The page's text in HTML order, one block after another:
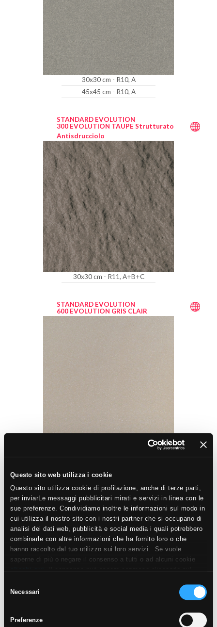
Questo sito web utilizza i cookie
Questo sito utilizza cookie di profilazione, anche di terze parti,
per inviarLe messaggi pubblicitari mirati e servizi in linea con le
sue preferenze. Condividiamo inoltre le informazioni sul modo in
cui utilizza il nostro sito con i nostri partner che si occupano di
analisi dei dati web, pubblicità e social media i quali potrebbero
combinarle con altre informazioni che ha fornito loro o che
hanno raccolto dal tuo utilizzo sui loro servizi. Se vuole
saperne di più o negare il consenso a tutti o ad alcuni cookie
può negare il consenso sul tasto “Rifiuta".
delNecessari
Preferenze
30x30 cm - R10, A
45x45 cm - R10, A
STANDARD EVOLUTION
300 EVOLUTION TAUPE Strutturato
Antisdrucciolo
30x30 cm - R11, A+B+C
STANDARD EVOLUTION
600 EVOLUTION GRIS CLAIR
PRESTAZIONI ESTREME PER OGNI PROGETTO
Spazi di Trasporto (Aeroporti e Stazioni): Sottoposto al
passaggio incessante di migliaia di viaggiatori e al
garantisce una perfetta integrità
strutturale. Supporta carichi statici e dinamici senza
continuo. L’assenza di smalti superficiali fa sì che l’usura